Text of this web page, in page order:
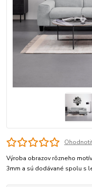
Výroba obrazov rôzneho
3mm a sú dodávané spolu s